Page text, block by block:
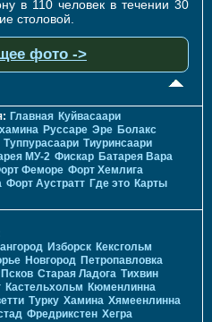
в 110 человек в течении 30
столовой.
фото ->
Главная Куйвасаари
Руссаре Эре Болакс
Туппурасаари Тиуринсаари
МУ-2 Фискар Батарея Вара
Феморе Форт Хемлига
Форт Аустратт Где это Карты
Изборск Кексгольм
Новгород Петропавловка
Псков Старая Ладога Тихвин
Кастельхольм Кюменлинна
Турку Хамина Хямеенлинна
Фредрикстен Хегра